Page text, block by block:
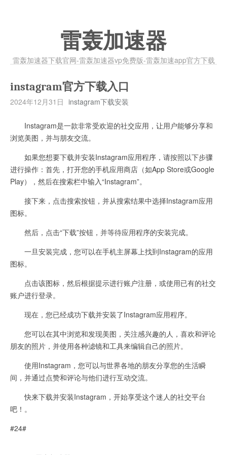
雷轰加速器
雷轰加速器下载官网-雷轰加速器vp免费版-雷轰加速app官方下载
instagram官方下载入口
2024年12月31日 instagram下载安装
Instagram是一款非常受欢迎的社交应用，让用户能够分享和
浏览美图，并与朋友交流。
如果您想要下载并安装Instagram应用程序，请按照以下步骤
进行操作：首先，打开您的手机应用商店（如App Store或Google
Play），然后在搜索栏中输入“Instagram”。
接下来，点击搜索按钮，并从搜索结果中选择Instagram应用
图标。
然后，点击“下载”按钮，并等待应用程序的安装完成。
一旦安装完成，您可以在手机主屏幕上找到Instagram的应用
图标。
点击该图标，然后根据提示进行账户注册，或使用已有的社交
账户进行登录。
现在，您已经成功下载并安装了Instagram应用程序。
您可以在其中浏览和发现美图，关注感兴趣的人，喜欢和评论
朋友的照片，并使用各种滤镜和工具来编辑自己的照片。
使用Instagram，您可以与世界各地的朋友分享您的生活瞬
间，并通过点赞和评论与他们进行互动交流。
快来下载并安装Instagram，开始享受这个迷人的社交平台
吧！。
#24#